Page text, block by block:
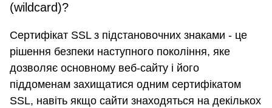
(wildcard)?
Сертифікат SSL з підстановочних знаками - це
рішення безпеки наступного покоління, яке
дозволяє основному веб-сайту і його
піддоменам захищатися одним сертифікатом
SSL, навіть якщо сайти знаходяться на декількох